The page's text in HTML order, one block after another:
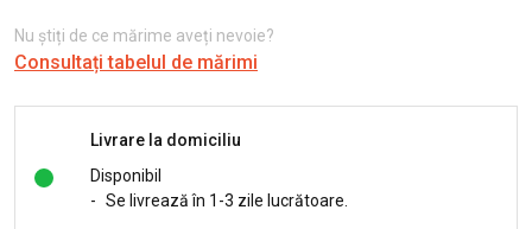
Nu știți de ce mărime aveți nevoie?
Consultați tabelul de mărimi
Livrare la domiciliu
Disponibil
- Se livrează în 1-3 zile lucrătoare.